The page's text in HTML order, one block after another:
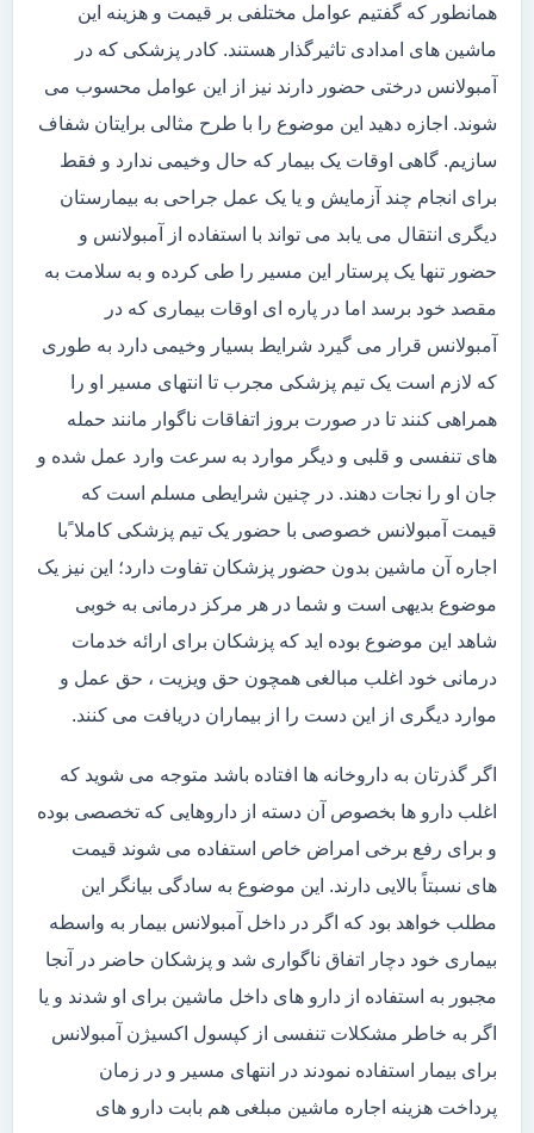
همانطور که گفتیم عوامل مختلفی بر قیمت و هزینه این
ماشین های امدادی تاثیرگذار هستند. کادر پزشکی که در
آمبولانس درختی حضور دارند نیز از این عوامل محسوب می
شوند. اجازه دهید این موضوع را با طرح مثالی برایتان شفاف
سازیم. گاهی اوقات یک بیمار که حال وخیمی ندارد و فقط
برای انجام چند آزمایش و یا یک عمل جراحی به بیمارستان
دیگری انتقال می یابد می تواند با استفاده از آمبولانس و
حضور تنها یک پرستار این مسیر را طی کرده و به سلامت به
مقصد خود برسد اما در پاره ای اوقات بیماری که در
آمبولانس قرار می گیرد شرایط بسیار وخیمی دارد به طوری
که لازم است یک تیم پزشکی مجرب تا انتهای مسیر او را
همراهی کنند تا در صورت بروز اتفاقات ناگوار مانند حمله
های تنفسی و قلبی و دیگر موارد به سرعت وارد عمل شده و
جان او را نجات دهند. در چنین شرایطی مسلم است که
قیمت آمبولانس خصوصی با حضور یک تیم پزشکی کاملا ًبا
اجاره آن ماشین بدون حضور پزشکان تفاوت دارد؛ این نیز یک
موضوع بدیهی است و شما در هر مرکز درمانی به خوبی
شاهد این موضوع بوده اید که پزشکان برای ارائه خدمات
درمانی خود اغلب مبالغی همچون حق ویزیت ، حق عمل و
موارد دیگری از این دست را از بیماران دریافت می کنند.
اگر گذرتان به داروخانه ها افتاده باشد متوجه می شوید که
اغلب دارو ها بخصوص آن دسته از داروهایی که تخصصی بوده
و برای رفع برخی امراض خاص استفاده می شوند قیمت
های نسبتاً بالایی دارند. این موضوع به سادگی بیانگر این
مطلب خواهد بود که اگر در داخل آمبولانس بیمار به واسطه
بیماری خود دچار اتفاق ناگواری شد و پزشکان حاضر در آنجا
مجبور به استفاده از دارو های داخل ماشین برای او شدند و یا
اگر به خاطر مشکلات تنفسی از کپسول اکسیژن آمبولانس
برای بیمار استفاده نمودند در انتهای مسیر و در زمان
پرداخت هزینه اجاره ماشین مبلغی هم بابت دارو های